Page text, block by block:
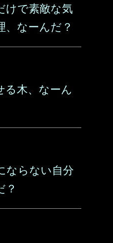
けで素敵な気
、なーんだ？
る木、なーん
ならない自分
？